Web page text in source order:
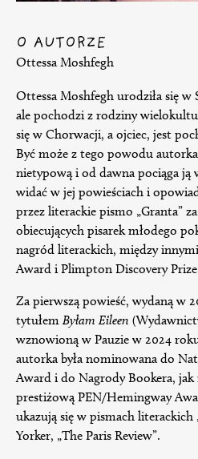
O AUTORZE
Ottessa Moshfegh
Ottessa Moshfegh urodziła się w
ale pochodzi z rodziny
się w Chorwacji, a ojciec, jest
Być może z tego powodu autorka
nietypową i od dawna pociąga ją
widać w jej powieściach i
przez literackie pismo „Granta”
obiecujących pisarek młodego
nagród literackich, między
Award i Plimpton Discovery
Za pierwszą powieść, wydaną w
tytułem Byłam Eileen
wznowioną w Pauzie w 2024
autorka była nominowana do
Award i do Nagrody Bookera,
prestiżową PEN/Hemingway
ukazują się w pismach literackich
Yorker, „The Paris Review”.